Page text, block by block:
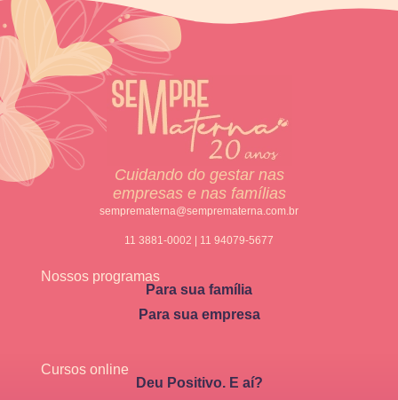
Cuidando do gestar nas
empresas e nas famílias
semprematerna@semprematerna.com.br
11 3881-0002 | 11 94079-5677
Nossos programas
Para sua família
Para sua empresa
Cursos online
Deu Positivo. E aí?